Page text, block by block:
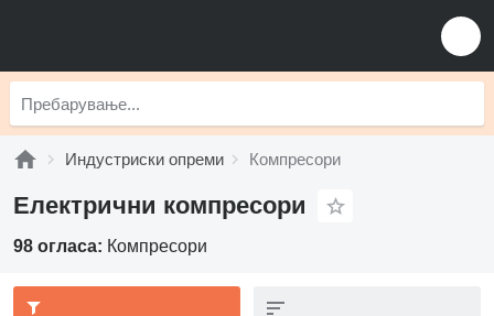
Индустриски опреми Компресори
Електрични компресори
98 огласа: Компресори